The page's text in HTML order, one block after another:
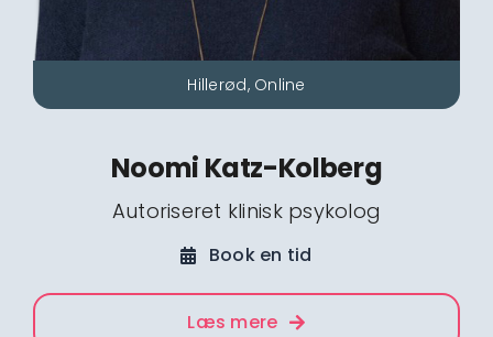
Hillerød, Online
Noomi Katz-Kolberg
Autoriseret klinisk psykolog
Book en tid
Læs mere